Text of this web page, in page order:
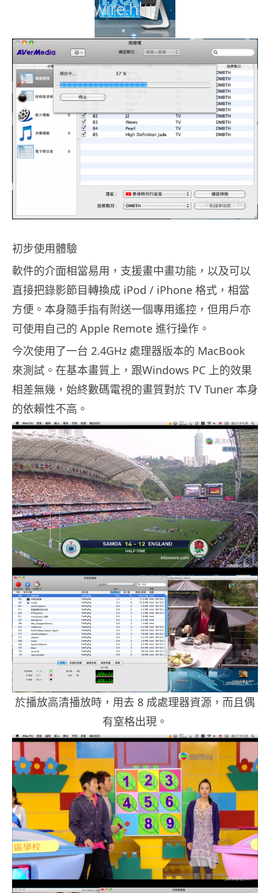
初步使用體驗
軟件的介面相當易用，支援畫中畫功能，以及可以
直接把錄影節目轉換成 iPod / iPhone 格式，相當
方便。本身隨手指有附送一個專用遙控，但用戶亦
可使用自己的 Apple Remote 進行操作。
今次使用了一台 2.4GHz 處理器版本的 MacBook
來測試。在基本畫質上，跟Windows PC 上的效果
相差無幾，始終數碼電視的畫質對於 TV Tuner 本身
的依賴性不高。
於播放高清播放時，用去 8 成處理器資源，而且偶
有窒格出現。